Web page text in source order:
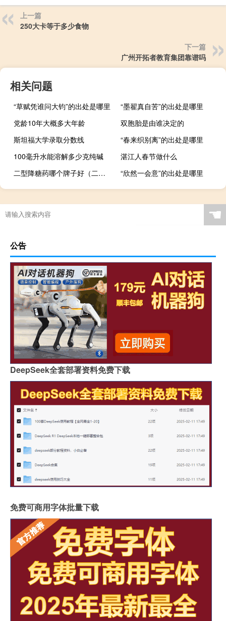
上一篇
250大卡等于多少食物
下一篇
广州开拓者教育集团靠谱吗
相关问题
“草赋凭谁问大钧”的出处是哪里
“墨翟真自苦”的出处是哪里
党龄10年大概多大年龄
双胞胎是由谁决定的
斯坦福大学录取分数线
“春来织别离”的出处是哪里
100毫升水能溶解多少克纯碱
湛江人春节做什么
二型降糖药哪个牌子好（二型降糖药哪种好）
“欣然一会意”的出处是哪里
☚
公告
DeepSeek全套部署资料免费下载
免费可商用字体批量下载